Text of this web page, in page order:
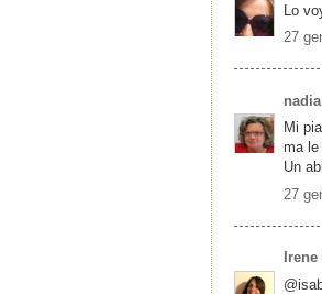
Lo
27
nadia
Mi
ma le
Un
27
Irene